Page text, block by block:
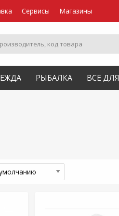
Сервисы Магазины
РЫБАЛКА ВСЕ